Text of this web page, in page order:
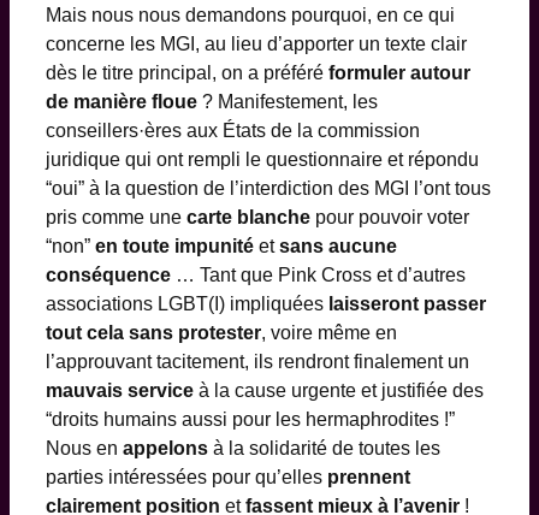
Mais nous nous demandons pourquoi, en ce qui
concerne les MGI, au lieu d’apporter un texte clair
dès le titre principal, on a préféré formuler autour
de manière floue ? Manifestement, les
conseillers·ères aux États de la commission
juridique qui ont rempli le questionnaire et répondu
“oui” à la question de l’interdiction des MGI l’ont tous
pris comme une carte blanche pour pouvoir voter
“non” en toute impunité etsans aucune
conséquence … Tant que Pink Cross et d’autres
associations LGBT(I) impliquées laisseront passer
tout cela sans protester, voire même en
l’approuvant tacitement, ils rendront finalement un
mauvais service à la cause urgente et justifiée des
“droits humains aussi pour les hermaphrodites !”
Nous en appelons à la solidarité de toutes les
parties intéressées pour qu’elles prennent
clairement position etfassent mieux à l’avenir !